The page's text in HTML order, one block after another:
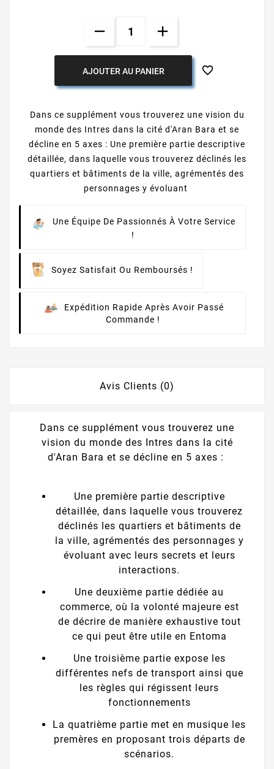
AJOUTER AU PANIER 
Dans ce supplément vous trouverez une vision du
monde des Intres dans la cité d'Aran Bara et se
décline en 5 axes : Une première partie descriptive
détaillée, dans laquelle vous trouverez déclinés les
quartiers et bâtiments de la ville, agrémentés des
personnages y évoluant
Une Équipe De Passionnés À Votre Service
!
Soyez Satisfait Ou Remboursés !
Expédition Rapide Après Avoir Passé
Commande !
Avis Clients (0)
Dans ce supplément vous trouverez une
vision du monde des Intres dans la cité
d'Aran Bara et se décline en 5 axes :
Une première partie descriptive
détaillée, dans laquelle vous trouverez
déclinés les quartiers et bâtiments de
la ville, agrémentés des personnages y
évoluant avec leurs secrets et leurs
interactions.
Une deuxième partie dédiée au
commerce, où la volonté majeure est
de décrire de manière exhaustive tout
ce qui peut être utile en Entoma
Une troisième partie expose les
différentes nefs de transport ainsi que
les règles qui régissent leurs
fonctionnements
La quatrième partie met en musique les
premères en proposant trois départs de
scénarios.